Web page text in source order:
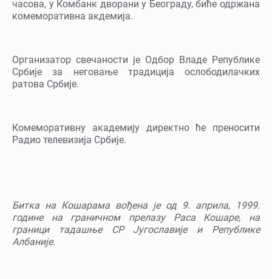
часова, у Комбанк дворани у Београду, биће одржана
комеморативна акдемија.
Организатор свечаности је Одбор Владе Републике
Србије за неговање традиција ослободилачких
ратова Србије.
Комеморативну академију директно ће преносити
Радио телевизија Србије.
Битка на Кошарама вођена је од 9. априла, 1999.
године на граничном прелазу Раса Кошаре, на
граници тадашње СР Југославије и Републике
Албаније.